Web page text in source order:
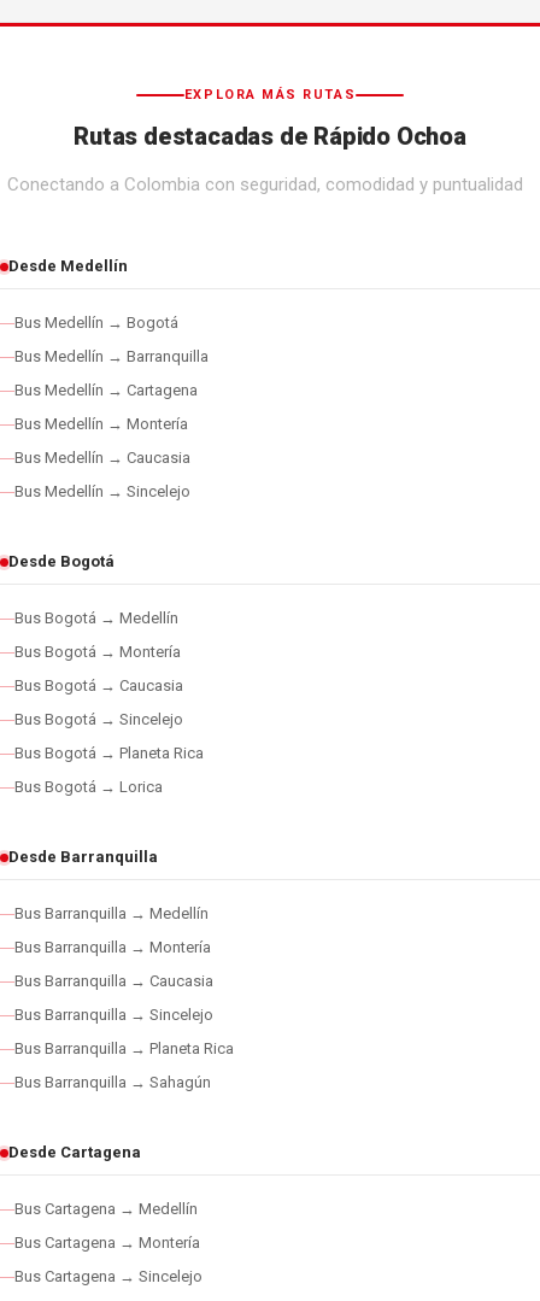
EXPLORA MÁS RUTAS
Rutas destacadas de Rápido Ochoa
Conectando a Colombia con seguridad, comodidad y puntualidad
Desde Medellín
Bus Medellín → Bogotá
Bus Medellín → Barranquilla
Bus Medellín → Cartagena
Bus Medellín → Montería
Bus Medellín → Caucasia
Bus Medellín → Sincelejo
Desde Bogotá
Bus Bogotá → Medellín
Bus Bogotá → Montería
Bus Bogotá → Caucasia
Bus Bogotá → Sincelejo
Bus Bogotá → Planeta Rica
Bus Bogotá → Lorica
Desde Barranquilla
Bus Barranquilla → Medellín
Bus Barranquilla → Montería
Bus Barranquilla → Caucasia
Bus Barranquilla → Sincelejo
Bus Barranquilla → Planeta Rica
Bus Barranquilla → Sahagún
Desde Cartagena
Bus Cartagena → Medellín
Bus Cartagena → Montería
Bus Cartagena → Sincelejo